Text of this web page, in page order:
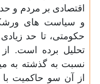
اقتصادی بر مردم و
و سیاست های
حکومتی، تا حد
تحلیل برده است.
نسبت به گذشته به
از آن سو حاکمیت با